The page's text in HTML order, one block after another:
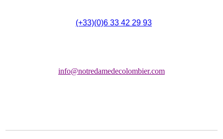
(+33)(0)6 33 42 29 93
info@notredamedecolombier.com